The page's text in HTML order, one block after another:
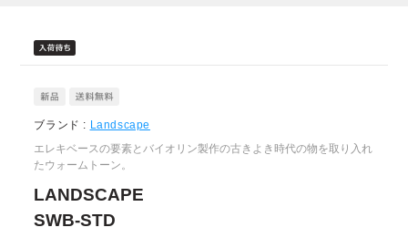
ブランド : Landscape
エレキベースの要素とバイオリン製作の古きよき時代の物を取り入れ
たウォームトーン。
LANDSCAPE
SWB-STD